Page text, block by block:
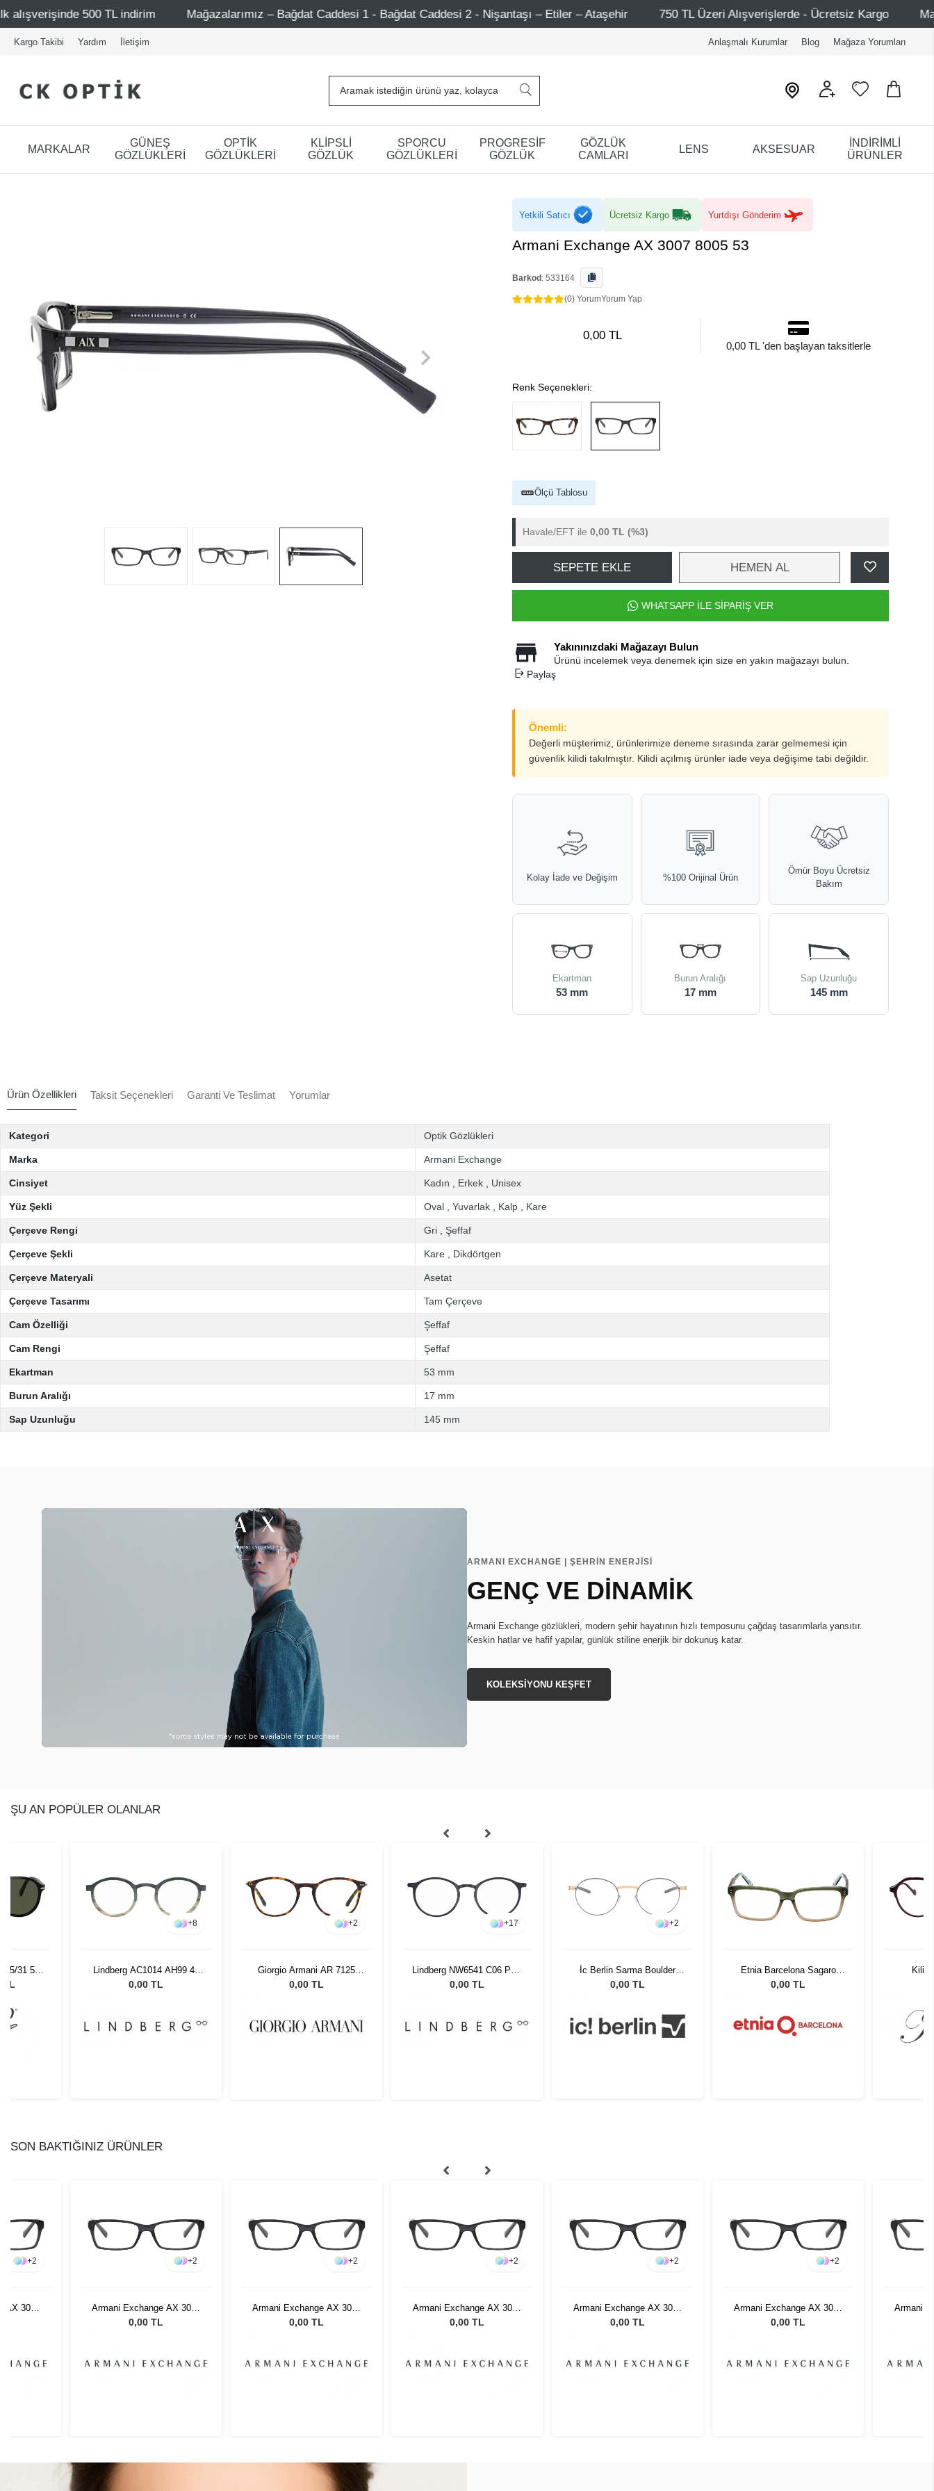
TL indirim Mağazalarımız – Bağdat Caddesi 1 - Bağdat Caddesi 2 - Nişantaşı – Etiler – Ataşehir 750 TL Üzeri Alışverişlerde - Ücretsiz Kargo Mağazalarımız –
Kargo Takibi Yardım İletişim Anlaşmalı Kurumlar Blog Mağaza Yorumları
MARKALAR
GÜNEŞ
GÖZLÜKLERİ
OPTİK
GÖZLÜKLERİ
KLİPSLİ
GÖZLÜK
SPORCU
GÖZLÜKLERİ
PROGRESİF
GÖZLÜK
GÖZLÜK
CAMLARI
LENS AKSESUAR
İNDİRİMLİ
ÜRÜNLER
Yetkili Satıcı Ücretsiz Kargo Yurtdışı Gönderim
Armani Exchange AX 3007 8005 53
Barkod : 533164
(0) YorumYorum Yap
0,00 TL
0,00 TL 'den başlayan taksitlerle
Renk Seçenekleri:
Ölçü Tablosu
Havale/EFT ile 0,00 TL (%3)
SEPETE EKLE HEMEN AL
WHATSAPP İLE SİPARİŞ VER
Yakınınızdaki Mağazayı Bulun
Ürünü incelemek veya denemek için size en yakın mağazayı bulun.
Paylaş
Önemli:
Değerli müşterimiz, ürünlerimize deneme sırasında zarar gelmemesi için
güvenlik kilidi takılmıştır. Kilidi açılmış ürünler iade veya değişime tabi değildir.
Kolay İade ve Değişim %100 Orijinal Ürün
Ömür Boyu Ücretsiz
Bakım
Ekartman
53 mm
Burun Aralığı
17 mm
Sap Uzunluğu
145 mm
Ürün Özellikleri Taksit Seçenekleri Garanti Ve Teslimat Yorumlar
Kategori Optik Gözlükleri
Marka Armani Exchange
Cinsiyet Kadın Erkek Unisex
Yüz Şekli Oval Yuvarlak Kalp Kare
Çerçeve Rengi Gri Şeffaf
Çerçeve Şekli Kare Dikdörtgen
Çerçeve Materyali Asetat
Çerçeve Tasarımı Tam Çerçeve
Cam Özelliği Şeffaf
Cam Rengi Şeffaf
Ekartman 53 mm
Burun Aralığı 17 mm
Sap Uzunluğu 145 mm
ARMANI EXCHANGE | ŞEHRİN ENERJİSİ
GENÇ VE DİNAMİK
Armani Exchange gözlükleri, modern şehir hayatının hızlı temposunu çağdaş tasarımlarla yansıtır.
Keskin hatlar ve hafif yapılar, günlük stiline enerjik bir dokunuş katar.
KOLEKSİYONU KEŞFET
ŞU AN POPÜLER OLANLAR
95/31 55
TL
+8
Lindberg AC1014 AH99 46
135
0,00 TL
+2
Giorgio Armani AR 7125
5026 50
0,00 TL
+17
Lindberg NW6541 C06 PU9
49 150
0,00 TL
+2
İc Berlin Sarma Boulder
Gold 48
0,00 TL
Etnia Barcelona Sagaro
GRHV 56
0,00 TL
SON BAKTIĞINIZ ÜRÜNLER
+2
3007
+2
Armani Exchange AX 3007
8005 53
0,00 TL
+2
Armani Exchange AX 3007
8005 53
0,00 TL
+2
Armani Exchange AX 3007
8005 53
0,00 TL
+2
Armani Exchange AX 3007
8005 53
0,00 TL
+2
Armani Exchange AX 3007
8005 53
0,00 TL
Armani